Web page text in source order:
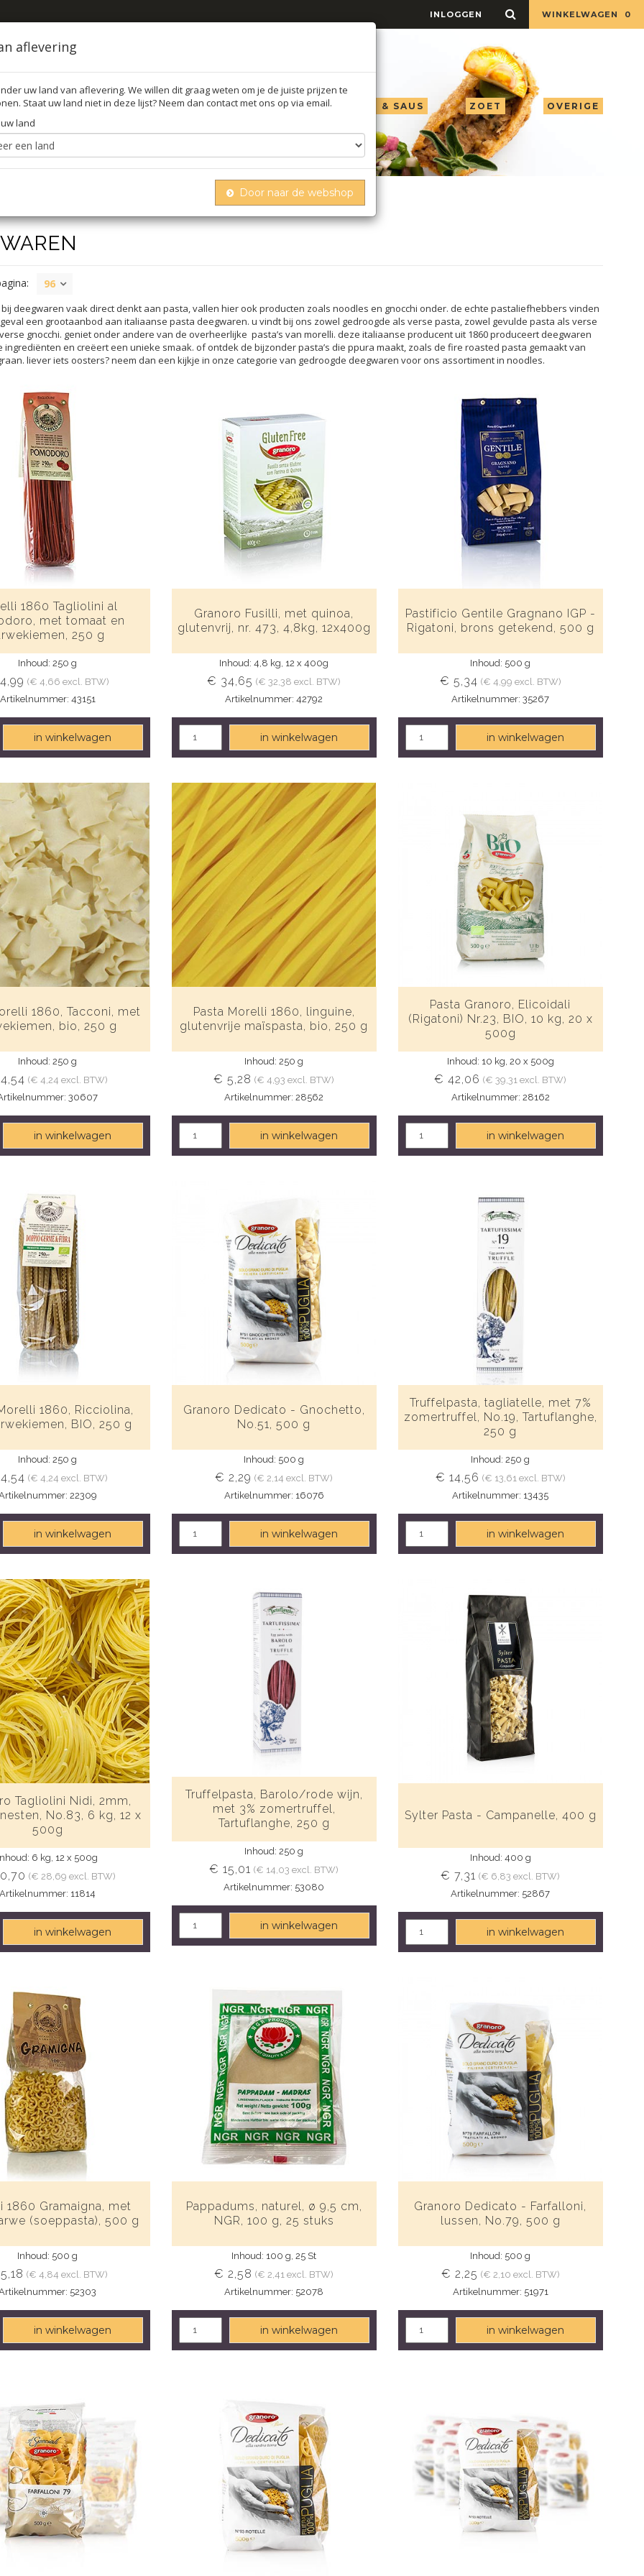
WINKELWAGEN 0
INLOGGEN
OLIE AZIJN & SAUS ZOET OVERIGE
96
deegwaren vaak direct denkt aan pasta, vallen hier ook producten zoals noodles en gnocchi onder. de echte pastaliefhebbers vinden
een grootaanbod aan italiaanse pasta deegwaren. u vindt bij ons zowel gedroogde als verse pasta, zowel gevulde pasta als verse
gnocchi. geniet onder andere van de overheerlijke pasta’s van morelli. deze italiaanse producent uit 1860 produceert deegwaren
ingrediënten en creëert een unieke smaak. of ontdek de bijzonder pasta’s die ppura maakt, zoals de fire roasted pasta gemaakt van
liever iets oosters? neem dan een kijkje in onze categorie van gedroogde deegwaren voor ons assortiment in noodles.
1860 Tagliolini al
met tomaat en
250 g
Inhoud: 250 g
(€ 4,66 excl. BTW)
Artikelnummer: 43151
in winkelwagen
Granoro Fusilli, met quinoa,
glutenvrij, nr. 473, 4,8kg, 12x400g
Inhoud: 4,8 kg, 12 x 400g
€ 34,65 (€ 32,38 excl. BTW)
Artikelnummer: 42792
in winkelwagen
Pastificio Gentile Gragnano IGP -
Rigatoni, brons getekend, 500 g
Inhoud: 500 g
€ 5,34 (€ 4,99 excl. BTW)
Artikelnummer: 35267
in winkelwagen
1860, Tacconi, met
bio, 250 g
Inhoud: 250 g
(€ 4,24 excl. BTW)
30607
in winkelwagen
Pasta Morelli 1860, linguine,
glutenvrije maïspasta, bio, 250 g
Inhoud: 250 g
€ 5,28 (€ 4,93 excl. BTW)
Artikelnummer: 28562
in winkelwagen
Pasta Granoro, Elicoidali
(Rigatoni) Nr.23, BIO, 10 kg, 20 x
500g
Inhoud: 10 kg, 20 x 500g
€ 42,06 (€ 39,31 excl. BTW)
Artikelnummer: 28162
in winkelwagen
1860, Ricciolina,
BIO, 250 g
Inhoud: 250 g
(€ 4,24 excl. BTW)
22309
in winkelwagen
Granoro Dedicato - Gnochetto,
No.51, 500 g
Inhoud: 500 g
€ 2,29 (€ 2,14 excl. BTW)
Artikelnummer: 16076
in winkelwagen
Truffelpasta, tagliatelle, met 7%
zomertruffel, No.19, Tartuflanghe,
250 g
Inhoud: 250 g
€ 14,56 (€ 13,61 excl. BTW)
Artikelnummer: 13435
in winkelwagen
Tagliolini Nidi, 2mm,
No.83, 6 kg, 12 x
500g
6 kg, 12 x 500g
(€ 28,69 excl. BTW)
Artikelnummer: 11814
in winkelwagen
Truffelpasta, Barolo/rode wijn,
met 3% zomertruffel,
Tartuflanghe, 250 g
Inhoud: 250 g
€ 15,01 (€ 14,03 excl. BTW)
Artikelnummer: 53080
in winkelwagen
Sylter Pasta - Campanelle, 400 g
Inhoud: 400 g
€ 7,31 (€ 6,83 excl. BTW)
Artikelnummer: 52867
in winkelwagen
1860 Gramaigna, met
(soeppasta), 500 g
Inhoud: 500 g
(€ 4,84 excl. BTW)
52303
in winkelwagen
Pappadums, naturel, ø 9,5 cm,
NGR, 100 g, 25 stuks
Inhoud: 100 g, 25 St
€ 2,58 (€ 2,41 excl. BTW)
Artikelnummer: 52078
in winkelwagen
Granoro Dedicato - Farfalloni,
lussen, No.79, 500 g
Inhoud: 500 g
€ 2,25 (€ 2,10 excl. BTW)
Artikelnummer: 51971
in winkelwagen
aflevering
uw land van aflevering. We willen dit graag weten om je de juiste prijzen te
Staat uw land niet in deze lijst? Neem dan contact met ons op via email.
land
Door naar de webshop